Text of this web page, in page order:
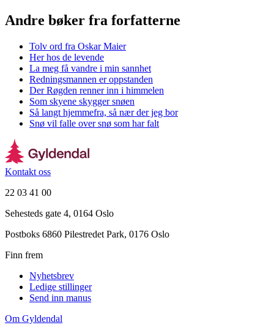
Andre bøker fra forfatterne
Tolv ord fra Oskar Maier
Her hos de levende
La meg få vandre i min sannhet
Redningsmannen er oppstanden
Der Røgden renner inn i himmelen
Som skyene skygger snøen
Så langt hjemmefra, så nær der jeg bor
Snø vil falle over snø som har falt
Kontakt oss
22 03 41 00
Sehesteds gate 4, 0164 Oslo
Postboks 6860 Pilestredet Park, 0176 Oslo
Finn frem
Nyhetsbrev
Ledige stillinger
Send inn manus
Om Gyldendal